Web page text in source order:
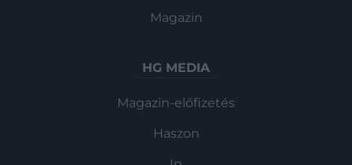
Magazin
HG MEDIA
Magazin-előfizetés
Haszon